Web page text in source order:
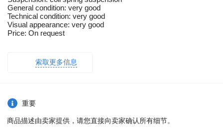
General condition: very good
Technical condition: very good
Visual appearance: very good
Price: On request
索取更多信息
重要
商品描述由卖家提供，请您直接向卖家确认所有细节。